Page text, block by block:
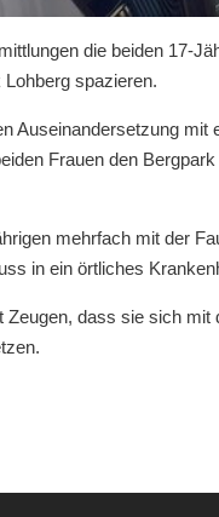
die beiden 17-
spazieren.
Auseinandersetzung mit
Frauen den
mehrfach mit der
in ein örtliches
Zeugen, dass sie sich mit